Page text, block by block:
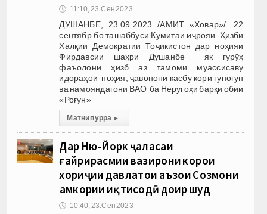
🕔 11:10, 23.Сен 2023
ДУШАНБЕ, 23.09.2023 /АМИТ «Ховар»/. 22
сентябр бо ташаббуси Кумитаи иҷрояи Ҳизби
Халқии Демократии Тоҷикистон дар ноҳияи
Фирдавсии шаҳри Душанбе як гурӯҳ
фаъолони ҳизб аз тамоми муассисаву
идораҳои ноҳия, ҷавонони касбу кори гуногун
ва намояндагони ВАО ба Неругоҳи барқи обии
«Роғун»
Матни пурра ▸
Дар Ню-Йорк ҷаласаи
ғайрирасмии вазирони корҳои
хориҷии давлатҳои аъзои Созмони
ҳамкории иқтисодӣ доир шуд
🕔 10:40, 23.Сен 2023